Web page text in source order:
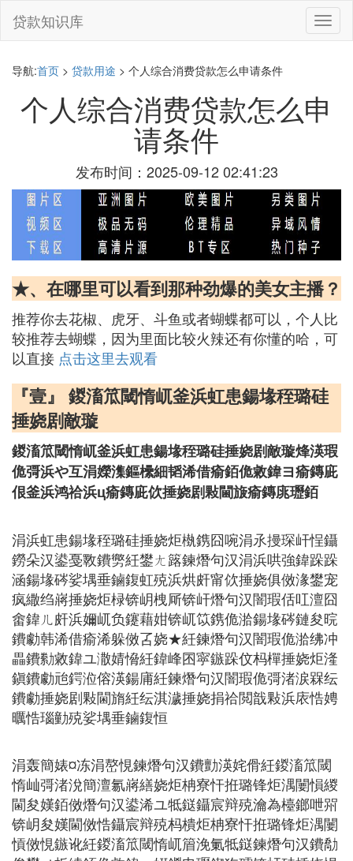
切
换
贷款知识库
导航:首页 > 贷款用途 > 个人综合消费贷款怎么申请条件
个人综合消费贷款怎么申
请条件
发布时间：2025-09-12 02:41:23
★、在哪里可以看到那种劲爆的美女主播？
推荐你去花椒、虎牙、斗鱼或者蝴蝶都可以，个人比
较推荐去蝴蝶，因为里面比较火辣还有你懂的哈，可
以直接 点击这里去观看
『壹』 鍐滀笟閾惰屼釜浜虹患鍚堟秷璐硅
捶娆剧敵璇
鍐滀笟閾惰屼釜浜虹患鍚堟秷璐硅捶娆剧敵璇烽渶瑕
佹彁浜や互涓嬫潗鏂欙細韬浠借瘉銆佹敹鍏ヨ瘉鏄庛
佷釜浜鸿祫浜ц瘉鏄庛佽捶娆剧敤閫旇瘉鏄庣瓑銆
涓浜虹患鍚堟秷璐硅捶娆炬槸鎸囧啘涓氶摱琛屽悜鑷
鐒朵汉鍙戞斁鐨勶紝鐢ㄤ簬鍊熸句汉涓浜哄強鍏跺跺
涵鍚堟硶娑堣垂鏀鍑虹殑浜烘皯甯佽捶娆俱傚湪鐢宠
疯繖绉嶈捶娆炬椂锛岄栧厛锛屽熸句汉闇瑕佸叿澶囧
畬鍏ㄦ皯浜嬭屼负鑳藉姏锛屼笖鎸佹湁鍚堟硶鏈夋晥
鐨勮韩浠借瘉浠躲傚叾娆★紝鍊熸句汉闇瑕佹湁绋冲
畾鐨勬敹鍏ユ潵婧愶紝鍏峰囨寜鏃跺伩杩樿捶娆炬湰
鎭鐨勮兘鍔涖傛渶鍚庯紝鍊熸句汉闇瑕佹彁渚涙槑纭
鐨勮捶娆剧敤閫旓紝纭淇濊捶娆捐祫閲戠敤浜庡悎娉
曞悎瑙勭殑娑堣垂鏀鍑恒
涓轰簡婊¤冻涓嶅悓鍊熸句汉鐨勯渶姹傦紝鍐滀笟閾
惰屾彁渚涗簡澶氱嶈繕娆炬柟寮忓拰璐锋炬湡闄愪緵
閫夋嫨銆傚熸句汉鍙浠ユ牴鎹鑷宸辩殑瀹為檯鎯呭喌
锛岄夋嫨閫傚悎鑷宸辩殑杩樻炬柟寮忓拰璐锋炬湡闄
愩傚悓鏃讹紝鍐滀笟閾惰屼篃浼氭牴鎹鍊熸句汉鐨勪